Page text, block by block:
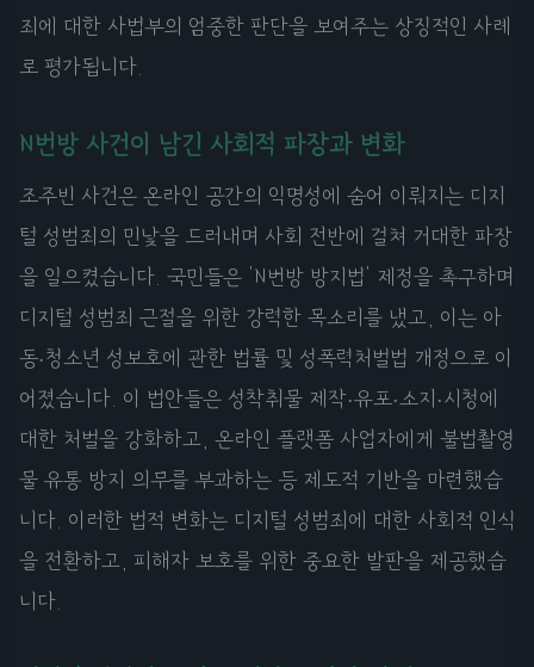
죄에 대한 사법부의 엄중한 판단을 보여주는 상징적인 사례
로 평가됩니다.
N번방 사건이 남긴 사회적 파장과 변화
조주빈 사건은 온라인 공간의 익명성에 숨어 이뤄지는 디지
털 성범죄의 민낯을 드러내며 사회 전반에 걸쳐 거대한 파장
을 일으켰습니다. 국민들은 'N번방 방지법' 제정을 촉구하며
디지털 성범죄 근절을 위한 강력한 목소리를 냈고, 이는 아
동·청소년 성보호에 관한 법률 및 성폭력처벌법 개정으로 이
어졌습니다. 이 법안들은 성착취물 제작·유포·소지·시청에
대한 처벌을 강화하고, 온라인 플랫폼 사업자에게 불법촬영
물 유통 방지 의무를 부과하는 등 제도적 기반을 마련했습
니다. 이러한 법적 변화는 디지털 성범죄에 대한 사회적 인식
을 전환하고, 피해자 보호를 위한 중요한 발판을 제공했습
니다.